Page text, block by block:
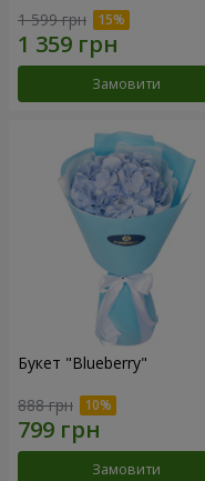
1 599 грн
Замовити
Букет "Blueberry"
888 грн
Замовити